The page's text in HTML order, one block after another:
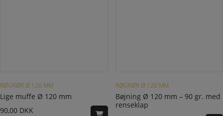
RØGRØR Ø 120 MM
Lige muffe Ø 120 mm
90,00 DKK
RØGRØR Ø 120 MM
Bøjning Ø 120 mm – 90 gr. med
renseklap